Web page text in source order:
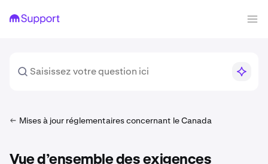
Mises à jour réglementaires concernant le Canada
Vue d’ensemble des exigences